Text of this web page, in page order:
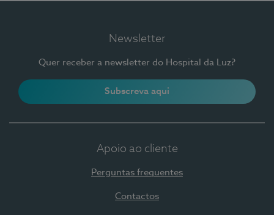
Newsletter
Quer receber a newsletter do Hospital da Luz?
Subscreva aqui
Apoio ao cliente
Perguntas frequentes
Contactos